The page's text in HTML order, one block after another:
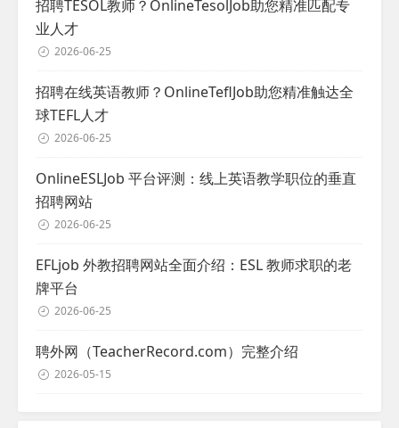
招聘TESOL教师？OnlineTesolJob助您精准匹配专
业人才
2026-06-25
招聘在线英语教师？OnlineTeflJob助您精准触达全
球TEFL人才
2026-06-25
OnlineESLJob 平台评测：线上英语教学职位的垂直
招聘网站
2026-06-25
EFLjob 外教招聘网站全面介绍：ESL 教师求职的老
牌平台
2026-06-25
聘外网（TeacherRecord.com）完整介绍
2026-05-15